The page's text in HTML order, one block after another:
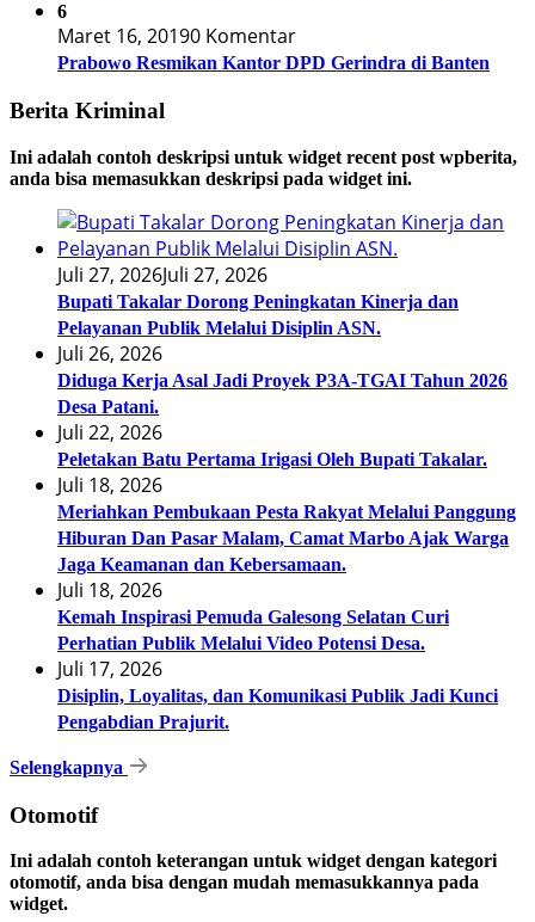
6
Maret 16, 20190 Komentar
Prabowo Resmikan Kantor DPD Gerindra di Banten
Berita Kriminal
Ini adalah contoh deskripsi untuk widget recent post wpberita,
anda bisa memasukkan deskripsi pada widget ini.
Juli 27, 2026Juli 27, 2026
Bupati Takalar Dorong Peningkatan Kinerja dan
Pelayanan Publik Melalui Disiplin ASN.
Juli 26, 2026
Diduga Kerja Asal Jadi Proyek P3A-TGAI Tahun 2026
Desa Patani.
Juli 22, 2026
Peletakan Batu Pertama Irigasi Oleh Bupati Takalar.
Juli 18, 2026
Meriahkan Pembukaan Pesta Rakyat Melalui Panggung
Hiburan Dan Pasar Malam, Camat Marbo Ajak Warga
Jaga Keamanan dan Kebersamaan.
Juli 18, 2026
Kemah Inspirasi Pemuda Galesong Selatan Curi
Perhatian Publik Melalui Video Potensi Desa.
Juli 17, 2026
Disiplin, Loyalitas, dan Komunikasi Publik Jadi Kunci
Pengabdian Prajurit.
Selengkapnya
Otomotif
Ini adalah contoh keterangan untuk widget dengan kategori
otomotif, anda bisa dengan mudah memasukkannya pada
widget.